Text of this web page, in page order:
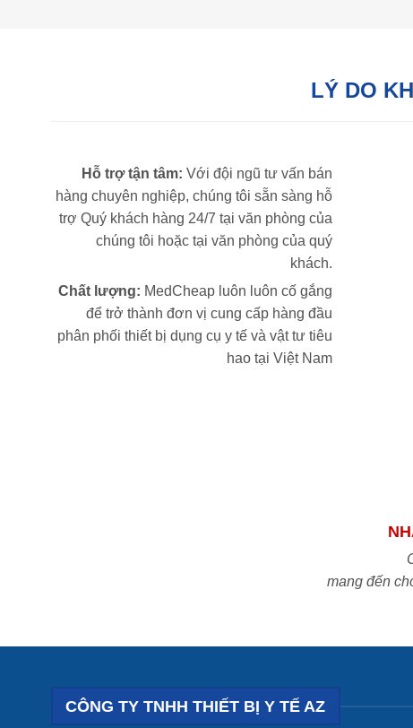
LÝ DO
Hỗ trợ tận tâm: Với đội ngũ tư vấn bán
hàng chuyên nghiệp, chúng tôi sẵn sàng hỗ
trợ Quý khách hàng 24/7 tại văn phòng của
chúng tôi hoặc tại văn phòng của quý
khách.
Chất lượng: MedCheap luôn luôn cố gắng
để trở thành đơn vị cung cấp hàng đầu
phân phối thiết bị dụng cụ y tế và vật tư tiêu
hao tại Việt Nam
mang đến
CÔNG TY TNHH THIẾT BỊ Y TẾ AZ